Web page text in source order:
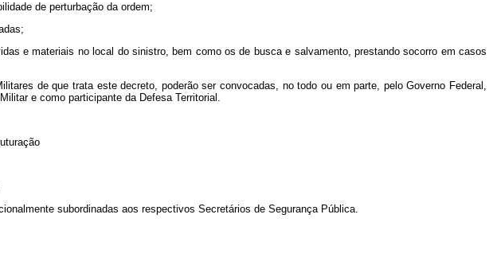
de perturbação da ordem;
e materiais no local do sinistro, bem como os de busca e salvamento, prestando socorro em casos
de que trata este decreto, poderão ser convocadas, no todo ou em parte, pelo Governo Federal,
e como participante da Defesa Territorial.
subordinadas aos respectivos Secretários de Segurança Pública.